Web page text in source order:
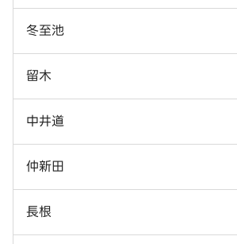
冬至池
留木
中井道
仲新田
長根